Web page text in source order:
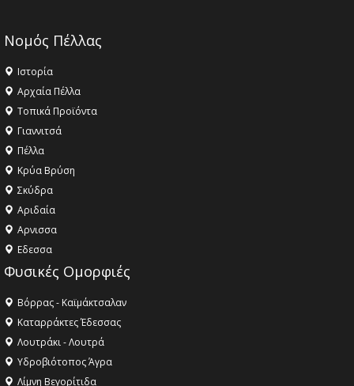
Νομός Πέλλας
Ιστορία
Αρχαία Πέλλα
Τοπικά Προϊόντα
Γιαννιτσά
Πέλλα
Κρύα Βρύση
Σκύδρα
Αριδαία
Aρνισσα
Eδεσσα
Φυσικές Ομορφιές
Βόρρας - Καϊμάκτσαλαν
Καταρράκτες Έδεσσας
Λουτράκι - Λουτρά
Υδροβιότοπος Άγρα
Λίμνη Βεγορίτιδα